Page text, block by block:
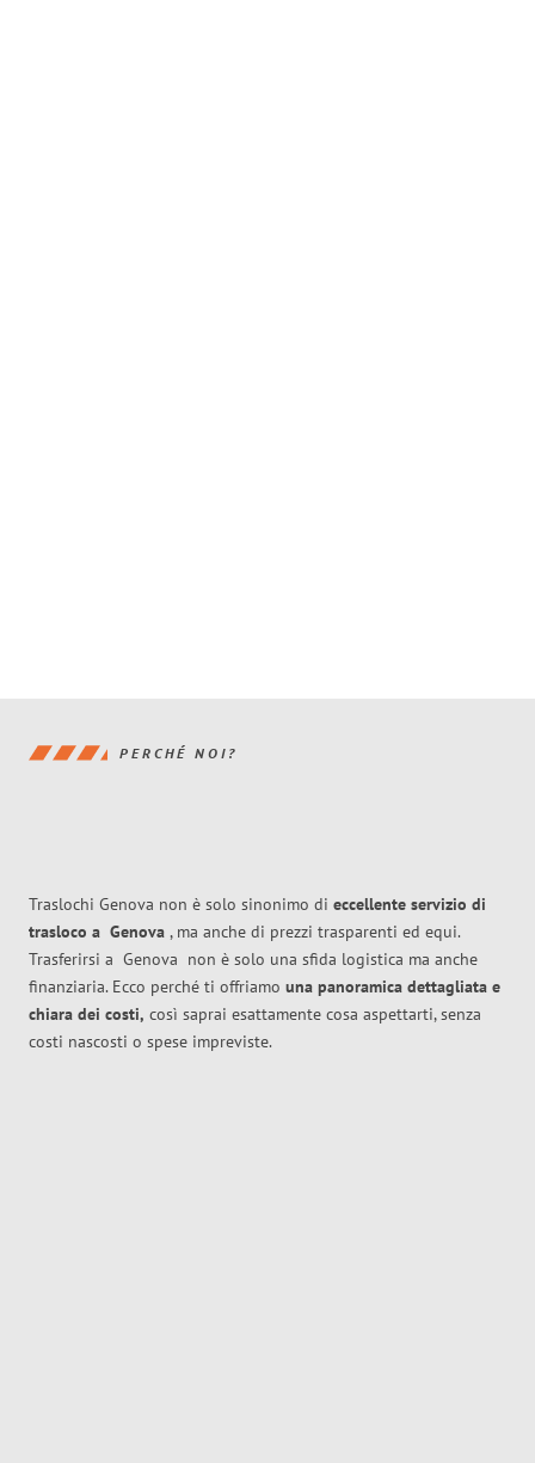
PERCHÉ NOI?
Traslochi Genova non è solo sinonimo di eccellente servizio di
trasloco a Genova , ma anche di prezzi trasparenti ed equi.
Trasferirsi a Genova non è solo una sfida logistica ma anche
finanziaria. Ecco perché ti offriamo una panoramica dettagliata e
chiara dei costi, così saprai esattamente cosa aspettarti, senza
costi nascosti o spese impreviste.